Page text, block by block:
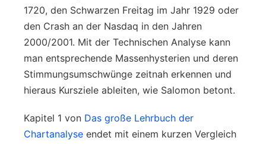
1720, den Schwarzen Freitag im Jahr 1929 oder
den Crash an der Nasdaq in den Jahren
2000/2001. Mit der Technischen Analyse kann
man entsprechende Massenhysterien und deren
Stimmungsumschwünge zeitnah erkennen und
hieraus Kursziele ableiten, wie Salomon betont.
Kapitel 1 von Das große Lehrbuch der
Chartanalyse endet mit einem kurzen Vergleich